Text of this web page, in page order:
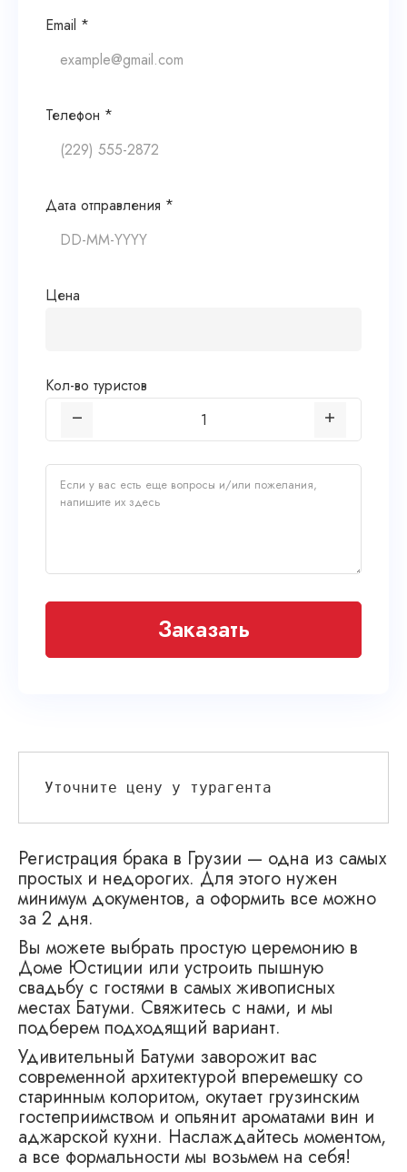
Уточните цену у турагента
Регистрация брака в Грузии — одна из самых
простых и недорогих. Для этого нужен
минимум документов, а оформить все можно
за 2 дня.
Вы можете выбрать простую церемонию в
Доме Юстиции или устроить пышную
свадьбу с гостями в самых живописных
местах Батуми. Свяжитесь с нами, и мы
подберем подходящий вариант.
Удивительный Батуми заворожит вас
современной архитектурой вперемешку со
старинным колоритом, окутает грузинским
гостеприимством и опьянит ароматами вин и
аджарской кухни. Наслаждайтесь моментом,
а все формальности мы возьмем на себя!
Email *
Телефон *
Дата отправления *
Цена
Кол-во туристов
Заказать